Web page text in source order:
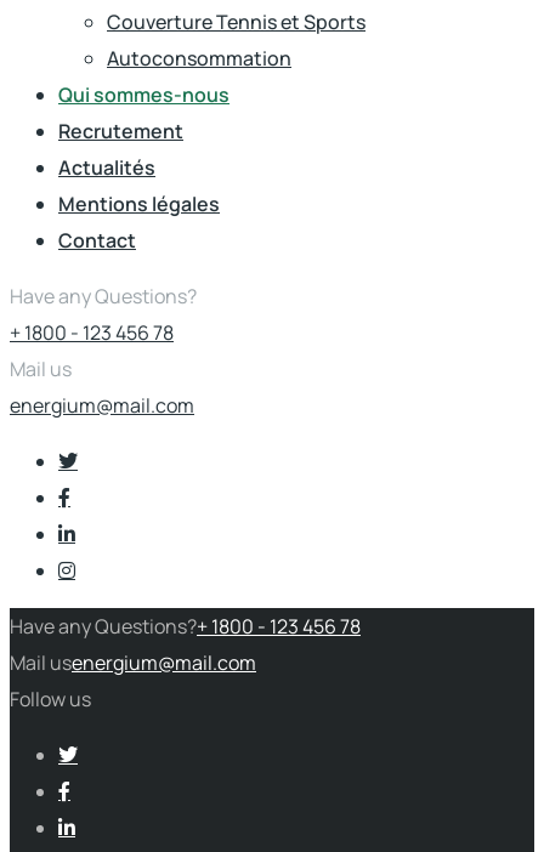
Couverture Tennis et Sports
Autoconsommation
Qui sommes-nous
Recrutement
Actualités
Mentions légales
Contact
Have any Questions?
+ 1800 - 123 456 78
Mail us
energium@mail.com
Have any Questions?+ 1800 - 123 456 78
Mail usenergium@mail.com
Follow us